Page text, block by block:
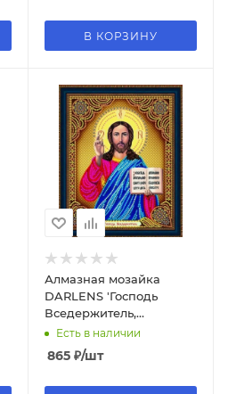
В КОРЗИНУ
Алмазная мозайка
DARLENS 'Господь
Вседержитель,
Казанская Богородица,
Сергий Радонежский'
400х500 мм
Есть в наличии
865 ₽/шт